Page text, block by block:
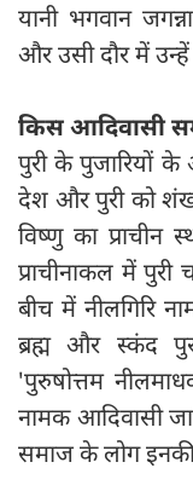
यानी भगवान
और उसी दौर में उन्हें
किस आदिवासी
पुरी के पुजारियों के
देश और पुरी को शंख
विष्णु का
प्राचीनाकल में
बीच में नीलगिरि
ब्रह्म और स्कंद
'पुरुषोत्तम
नामक आदिवासी
समाज के लोग